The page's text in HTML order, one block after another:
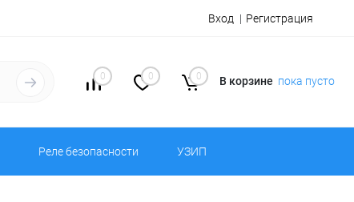
Вход Регистрация
0 0 0 В корзине пока пусто
Реле безопасности УЗИП